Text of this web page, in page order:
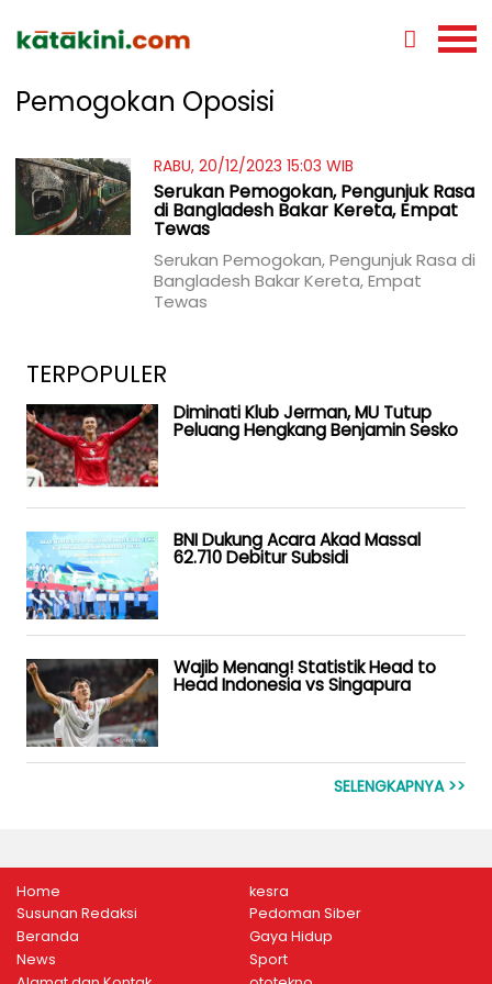
Pemogokan Oposisi
RABU, 20/12/2023 15:03 WIB
Serukan Pemogokan, Pengunjuk Rasa
di Bangladesh Bakar Kereta, Empat
Tewas
Serukan Pemogokan, Pengunjuk Rasa di
Bangladesh Bakar Kereta, Empat
Tewas
TERPOPULER
Diminati Klub Jerman, MU Tutup
Peluang Hengkang Benjamin Sesko
BNI Dukung Acara Akad Massal
62.710 Debitur Subsidi
Wajib Menang! Statistik Head to
Head Indonesia vs Singapura
SELENGKAPNYA >>
Home
Susunan Redaksi
Beranda
News
kesra
Pedoman Siber
Gaya Hidup
Sport